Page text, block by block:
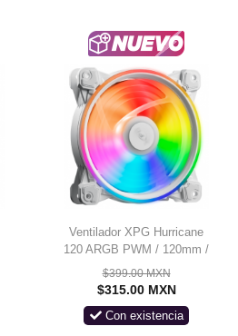
Ventilador XPG Hurricane
120 ARGB PWM / 120mm /
600-2000RPM / Blanco /
HURRICANE120ARGBPWM-
$399.00 MXN
$315.00 MXN
Con existencia